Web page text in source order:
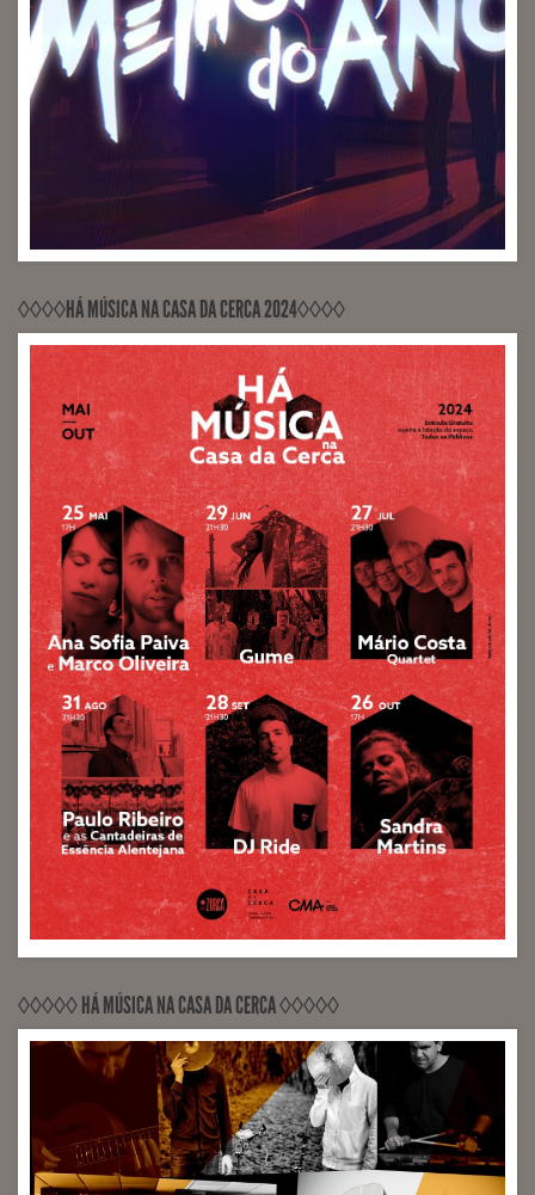
RECORDED, MIXED, RELEASED PontoZurca (Engineer
Sérgio Milhano)
◊◊◊◊HÁ MÚSICA NA CASA DA CERCA 2024◊◊◊◊
◊◊◊◊◊ HÁ MÚSICA NA CASA DA CERCA ◊◊◊◊◊